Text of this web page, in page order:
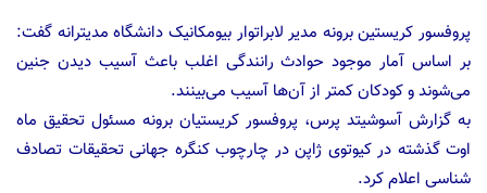
پروفسور کریستین برونه مدیر لابراتوار بیومکانیک دانشگاه مدیترانه گفت:
بر اساس آمار موجود حوادث رانندگی اغلب باعث آسیب دیدن جنین
می‌شوند و کودکان کمتر از آن‌ها آسیب می‌بینند.
به گزارش آسوشیتد پرس، پروفسور کریستیان برونه مسئول تحقیق ماه
اوت گذشته در کیوتوی ژاپن در چارچوب کنگره جهانی تحقیقات تصادف
شناسی اعلام کرد.